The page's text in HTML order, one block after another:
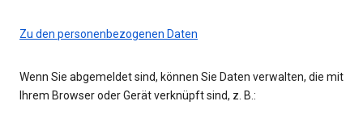
Zu den personenbezogenen Daten
Wenn Sie abgemeldet sind, können Sie Daten verwalten, die mit
Ihrem Browser oder Gerät verknüpft sind, z. B.: